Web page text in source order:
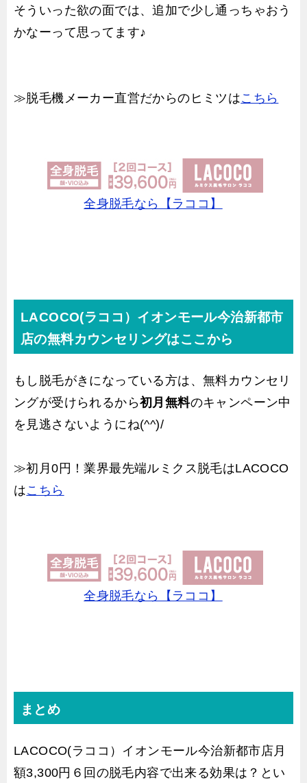
そういった欲の面では、追加で少し通っちゃおう
かなーって思ってます♪
≫脱毛機メーカー直営だからのヒミツはこちら
全身脱毛なら【ラココ】
LACOCO(ラココ）イオンモール今治新都市
店の無料カウンセリングはここから
もし脱毛がきになっている方は、無料カウンセリ
ングが受けられるから初月無料のキャンペーン中
を見逃さないようにね(^^)/
≫初月0円！業界最先端ルミクス脱毛はLACOCO
はこちら
全身脱毛なら【ラココ】
まとめ
LACOCO(ラココ）イオンモール今治新都市店月
額3,300円６回の脱毛内容で出来る効果は？とい